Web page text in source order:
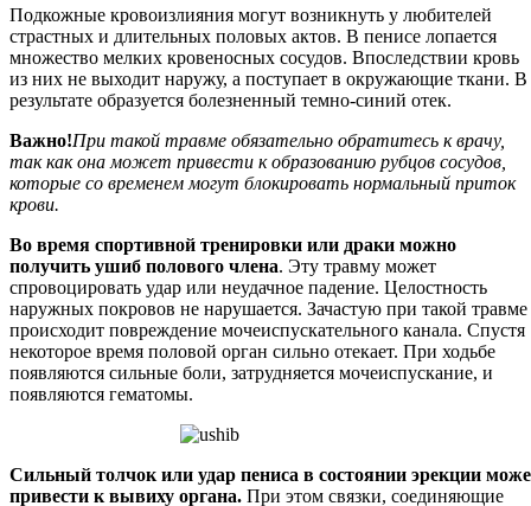
Подкожные кровоизлияния могут возникнуть у любителей
страстных и длительных половых актов. В пенисе лопается
множество мелких кровеносных сосудов. Впоследствии кровь
из них не выходит наружу, а поступает в окружающие ткани. В
результате образуется болезненный темно-синий отек.
Важно!При такой травме обязательно обратитесь к врачу,
так как она может привести к образованию рубцов сосудов,
которые со временем могут блокировать нормальный приток
крови.
Во время спортивной тренировки или драки можно
получить ушиб полового члена. Эту травму может
спровоцировать удар или неудачное падение. Целостность
наружных покровов не нарушается. Зачастую при такой травме
происходит повреждение мочеиспускательного канала. Спустя
некоторое время половой орган сильно отекает. При ходьбе
появляются сильные боли, затрудняется мочеиспускание, и
появляются гематомы.
Сильный толчок или удар пениса в состоянии эрекции
привести к вывиху органа. При этом связки, соединяющие